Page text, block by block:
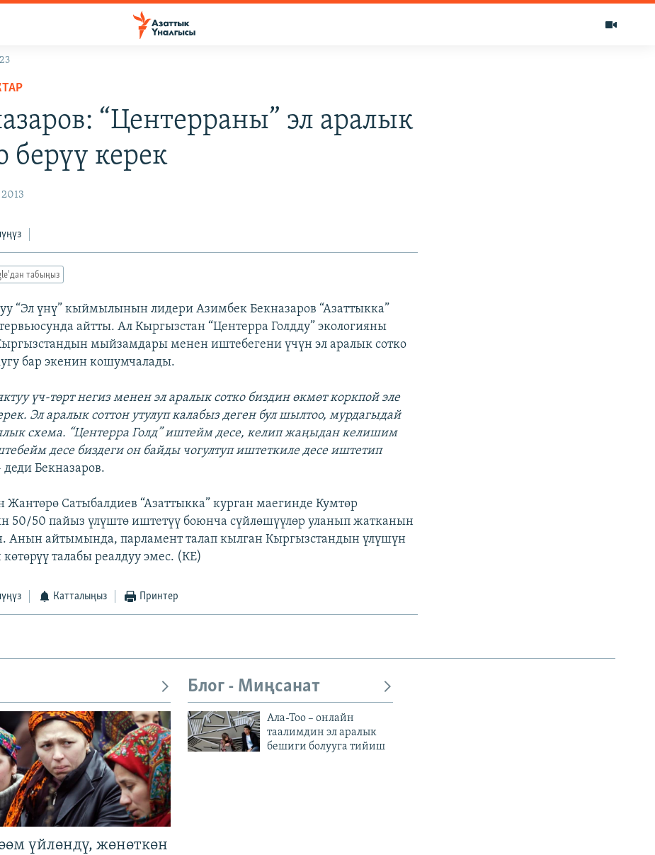
“Центерраны” эл аралык
берүү керек
табыңыз
“Эл үнү” кыймылынын лидери Азимбек Бекназаров “Азаттыкка”
айтты. Ал Кыргызстан “Центерра Голдду” экологияны
мыйзамдары менен иштебегени үчүн эл аралык сотко
бар экенин кошумчалады.
үч-төрт негиз менен эл аралык сотко биздин өкмөт коркпой эле
Эл аралык соттон утулуп калабыз деген бул шылтоо, мурдагыдай
схема. “Центерра Голд” иштейм десе, келип жаңыдан келишим
десе биздеги он байды чогултуп иштеткиле десе иштетип
деди Бекназаров.
Жантөрө Cатыбалдиев “Азаттыкка” курган маегинде Кумтөр
50/50 пайыз үлүштө иштетүү боюнча сүйлөшүүлөр уланып жатканын
Анын айтымында, парламент талап кылган Кыргызстандын үлүшүн
көтөрүү талабы реалдуу эмес. (КЕ)
Катталыңыз Принтер
үйлөндү, жөнөткөн
Блог - Миңсанат
Ала-Тоо – онлайн
таалимдин эл аралык
бешиги болууга тийиш